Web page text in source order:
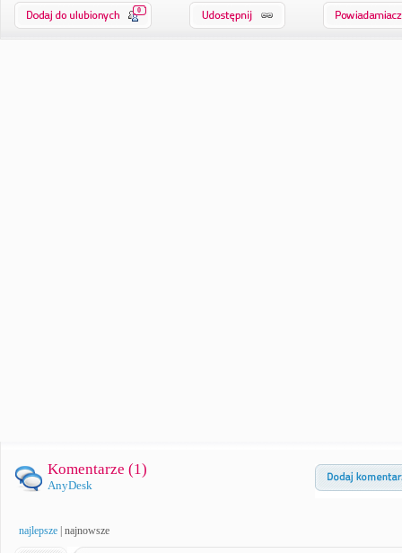
0
Komentarze (1)
AnyDesk
najlepsze najnowsze